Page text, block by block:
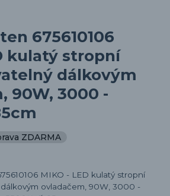
675610106
kulatý stropní
dálkovým
90W, 3000 -
ZDARMA